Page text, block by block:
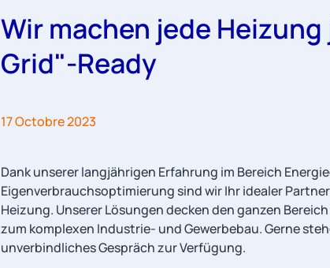
Wir machen jede
Grid"-Ready
17 Octobre 2023
Dank unserer langjährigen Erfahrung im Bereich
Eigenverbrauchsoptimierung sind wir Ihr idealer
Heizung. Unserer Lösungen decken den ganzen
zum komplexen Industrie- und Gewerbebau. Gerne
unverbindliches Gespräch zur Verfügung.